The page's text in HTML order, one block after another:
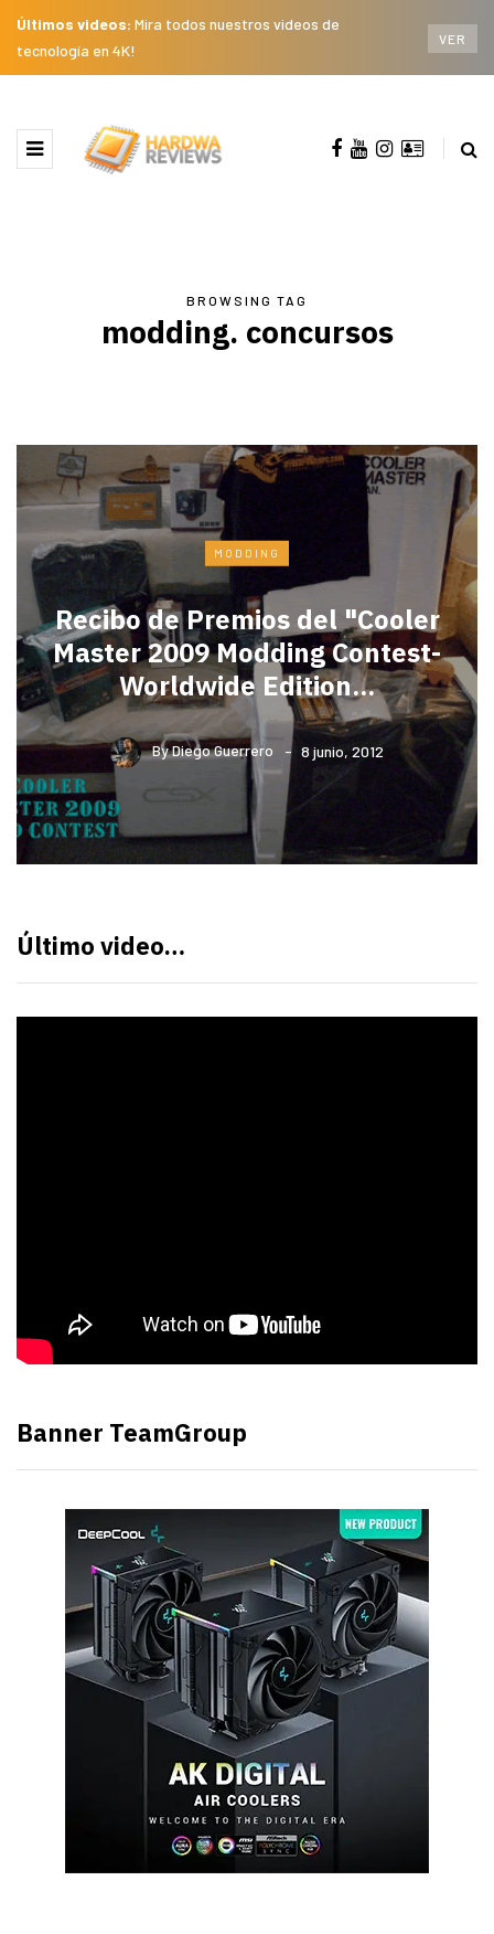
Últimos videos: Mira todos nuestros videos de
tecnología en 4K!
VER
BROWSING TAG
modding. concursos
MODDING
Recibo de Premios del "Cooler
Master 2009 Modding Contest-
Worldwide Edition...
ByDiego Guerrero 8 junio, 2012
Último video…
Banner TeamGroup